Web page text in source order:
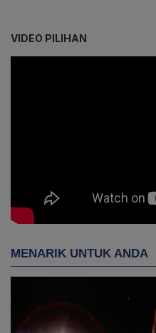
VIDEO PILIHAN